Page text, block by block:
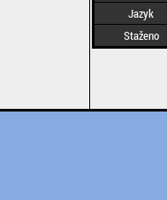
Jazyk
Staženo